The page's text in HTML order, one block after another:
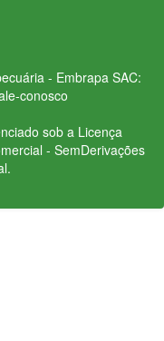
- Embrapa SAC:
conosco
sob a Licença
- SemDerivações